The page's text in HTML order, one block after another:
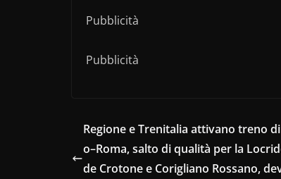
Pubblicità
Pubblicità
Regione e Trenitalia attivano treno
o–Roma, salto di qualità per la
de Crotone e Corigliano Rossano,